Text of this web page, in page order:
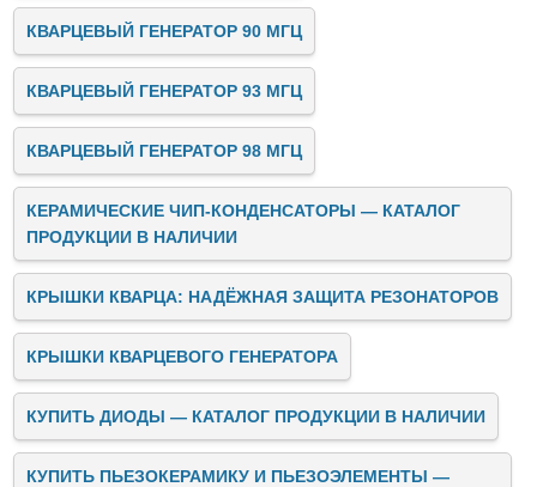
КВАРЦЕВЫЙ ГЕНЕРАТОР 90 МГЦ
КВАРЦЕВЫЙ ГЕНЕРАТОР 93 МГЦ
КВАРЦЕВЫЙ ГЕНЕРАТОР 98 МГЦ
КЕРАМИЧЕСКИЕ ЧИП-КОНДЕНСАТОРЫ — КАТАЛОГ
ПРОДУКЦИИ В НАЛИЧИИ
КРЫШКИ КВАРЦА: НАДЁЖНАЯ ЗАЩИТА РЕЗОНАТОРОВ
КРЫШКИ КВАРЦЕВОГО ГЕНЕРАТОРА
КУПИТЬ ДИОДЫ — КАТАЛОГ ПРОДУКЦИИ В НАЛИЧИИ
КУПИТЬ ПЬЕЗОКЕРАМИКУ И ПЬЕЗОЭЛЕМЕНТЫ —